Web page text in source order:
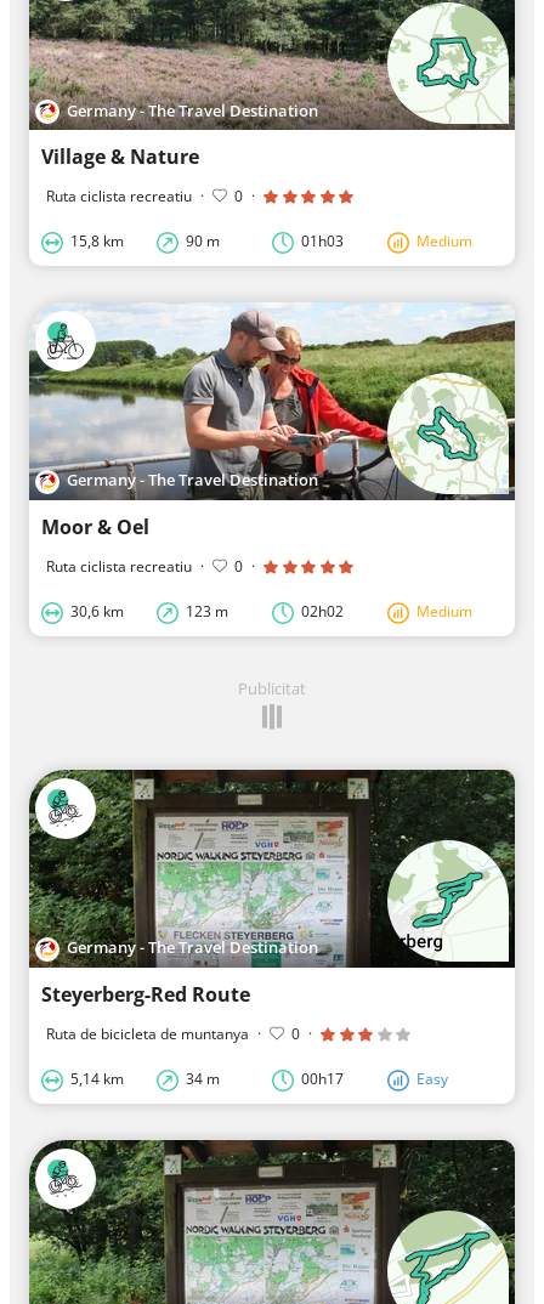
Germany - The Travel Destination
Village & Nature
Ruta ciclista recreatiu · 0 ·
15,8 km 90 m 01h03 Medium
Germany - The Travel Destination
Moor & Oel
Ruta ciclista recreatiu · 0 ·
30,6 km 123 m 02h02 Medium
Publicitat
Germany - The Travel Destination
Steyerberg-Red Route
Ruta de bicicleta de muntanya · 0 ·
5,14 km 34 m 00h17 Easy